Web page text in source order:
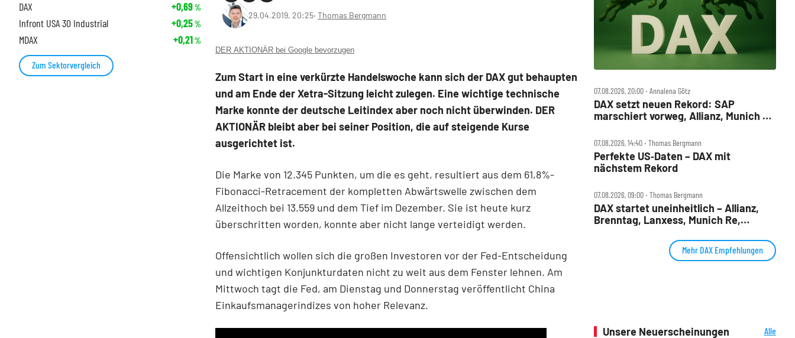
29.04.2019, 20:25‧ Thomas Bergmann
DER AKTIONÄR bei Google bevorzugen
Zum Start in eine verkürzte Handelswoche kann sich der DAX gut behaupten
und am Ende der Xetra-Sitzung leicht zulegen. Eine wichtige technische
Marke konnte der deutsche Leitindex aber noch nicht überwinden. DER
AKTIONÄR bleibt aber bei seiner Position, die auf steigende Kurse
ausgerichtet ist.
Die Marke von 12.345 Punkten, um die es geht, resultiert aus dem 61,8%-
Fibonacci-Retracement der kompletten Abwärtswelle zwischen dem
Allzeithoch bei 13.559 und dem Tief im Dezember. Sie ist heute kurz
überschritten worden, konnte aber nicht lange verteidigt werden.
Offensichtlich wollen sich die großen Investoren vor der Fed-Entscheidung
und wichtigen Konjunkturdaten nicht zu weit aus dem Fenster lehnen. Am
Mittwoch tagt die Fed, am Dienstag und Donnerstag veröffentlicht China
Einkaufsmanagerindizes von hoher Relevanz.
DAX +0,69%
Infront USA 30 Industrial +0,25%
MDAX +0,21%
Zum Sektorvergleich
07.08.2026, 20:00 ‧ Annalena Götz
DAX setzt neuen Rekord: SAP
marschiert vorweg, Allianz, Munich Re
07.08.2026, 14:40 ‧ Thomas Bergmann
Perfekte US‑Daten – DAX mit
nächstem Rekord
07.08.2026, 09:00 ‧ Thomas Bergmann
DAX startet uneinheitlich – Allianz,
Brenntag, Lanxess, Munich Re,
Mehr DAX Empfehlungen
Unsere Neuerscheinungen
Alle